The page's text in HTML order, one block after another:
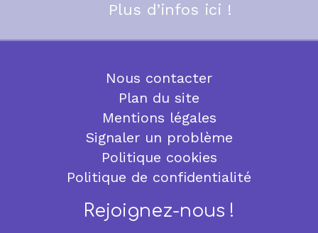
Plus d’infos ici !
Nous contacter
Plan du site
Mentions légales
Signaler un problème
Politique cookies
Politique de confidentialité
Rejoignez-nous !